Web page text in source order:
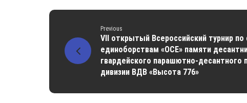
Previous
VII открытый Всероссийский турнир
единоборствам «ОСЕ» памяти
гвардейского парашютно-десантного
дивизии ВДВ «Высота 776»